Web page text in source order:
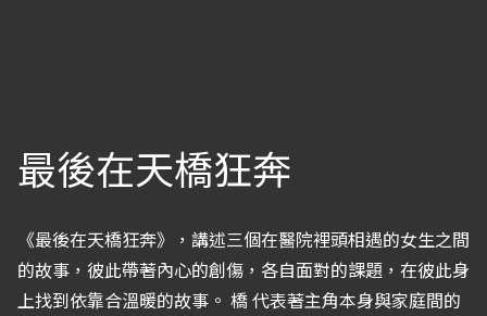
最後在天橋狂奔
《最後在天橋狂奔》，講述三個在醫院裡頭相遇的女生之間
的故事，彼此帶著內心的創傷，各自面對的課題，在彼此身
上找到依靠合溫暖的故事。 橋 代表著主角本身與家庭間的